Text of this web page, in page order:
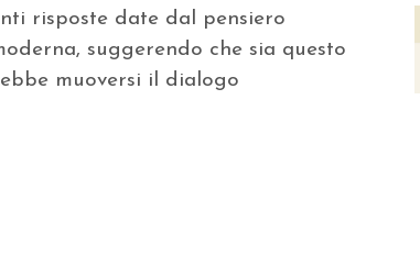
risposte date dal pensiero
suggerendo che sia questo
muoversi il dialogo